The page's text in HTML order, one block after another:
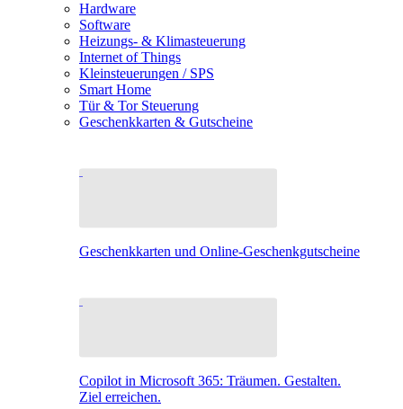
Hardware
Software
Heizungs- & Klimasteuerung
Internet of Things
Kleinsteuerungen / SPS
Smart Home
Tür & Tor Steuerung
Geschenkkarten & Gutscheine
Geschenkkarten und Online-Geschenkgutscheine
Copilot in Microsoft 365: Träumen. Gestalten.
Ziel erreichen.